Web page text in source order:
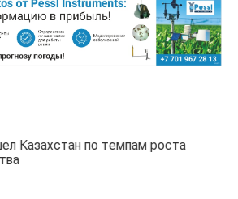
Казахстан по темпам роста